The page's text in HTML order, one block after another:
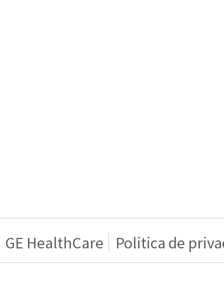
GE HealthCare Politica de